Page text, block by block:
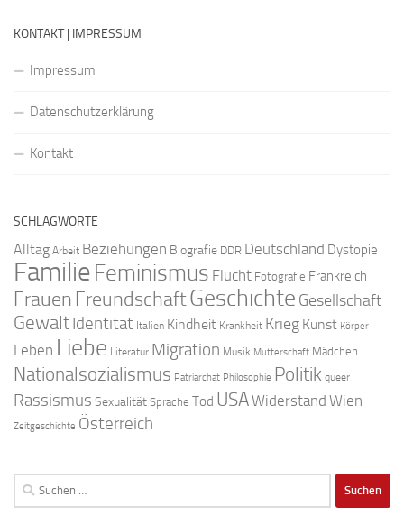
KONTAKT | IMPRESSUM
Impressum
Datenschutzerklärung
Kontakt
SCHLAGWORTE
Alltag Arbeit Beziehungen Biografie DDR Deutschland Dystopie
FamilieFeminismus Flucht Fotografie Frankreich
Frauen FreundschaftGeschichte Gesellschaft
GewaltIdentität Italien Kindheit Krankheit Krieg Kunst Körper
Leben Liebe Literatur Migration Musik Mutterschaft Mädchen
Nationalsozialismus Patriarchat Philosophie Politik queer
Rassismus SexualitätSprache Tod USAWiderstand Wien
Zeitgeschichte Österreich
Suchen
nach: